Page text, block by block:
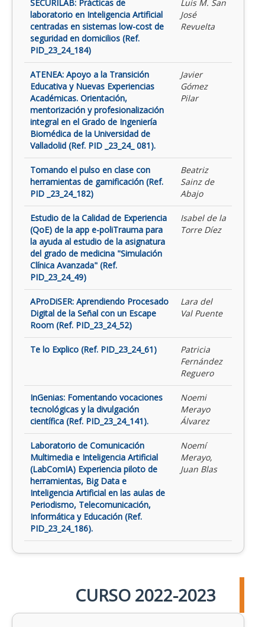
SECURILAB: Prácticas de
laboratorio en Inteligencia Artificial
centradas en sistemas low-cost de
seguridad en domicilios (Ref.
PID_23_24_184)
Luis M. San
José
Revuelta
ATENEA: Apoyo a la Transición
Educativa y Nuevas Experiencias
Académicas. Orientación,
mentorización y profesionalización
integral en el Grado de Ingeniería
Biomédica de la Universidad de
Valladolid (Ref. PID _23_24_ 081).
Javier
Gómez
Pilar
Tomando el pulso en clase con
herramientas de gamificación (Ref.
PID _23_24_182)
Beatriz
Sainz de
Abajo
Estudio de la Calidad de Experiencia
(QoE) de la app e-poliTrauma para
la ayuda al estudio de la asignatura
del grado de medicina "Simulación
Clínica Avanzada" (Ref.
PID_23_24_49)
Isabel de la
Torre Díez
AProDiSER: Aprendiendo Procesado
Digital de la Señal con un Escape
Room (Ref. PID_23_24_52)
Lara del
Val Puente
Te lo Explico (Ref. PID_23_24_61)
Patricia
Fernández
Reguero
InGenias: Fomentando vocaciones
tecnológicas y la divulgación
científica (Ref. PID_23_24_141).
Noemi
Merayo
Álvarez
Laboratorio de Comunicación
Multimedia e Inteligencia Artificial
(LabComIA) Experiencia piloto de
herramientas, Big Data e
Inteligencia Artificial en las aulas de
Periodismo, Telecomunicación,
Informática y Educación (Ref.
PID_23_24_186).
Noemí
Merayo,
Juan Blas
CURSO 2022-2023